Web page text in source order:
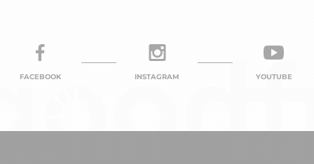
FACEBOOK INSTAGRAM YOUTUBE